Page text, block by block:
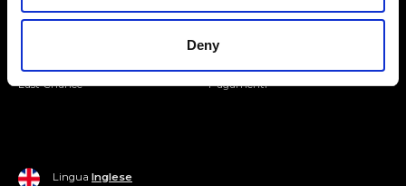
Deny
Uomo
Last Chance
Spedizione e Consegna
Policy di Reso
Pagamenti
Lingua Inglese